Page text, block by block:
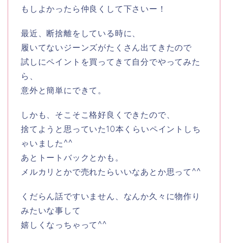
もしよかったら仲良くして下さいー！
最近、断捨離をしている時に、
履いてないジーンズがたくさん出てきたので
試しにペイントを買ってきて自分でやってみた
ら、
意外と簡単にできて。
しかも、そこそこ格好良くできたので、
捨てようと思っていた10本くらいペイントしち
ゃいました^^
あとトートバックとかも。
メルカリとかで売れたらいいなあとか思って^^
くだらん話ですいません、なんか久々に物作り
みたいな事して
嬉しくなっちゃって^^